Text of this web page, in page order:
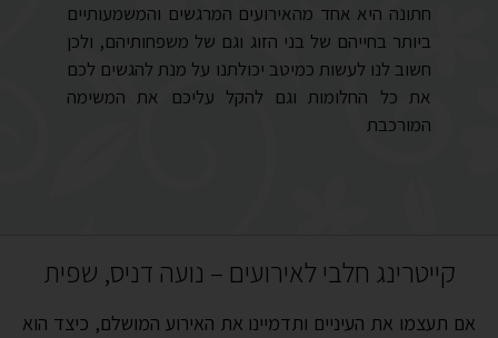
חתונה היא אחד מהאירועים המרגשים והמשמעותיים
ביותר בחייהם של בני הזוג וגם של משפחותיהם, ולכן
חשוב לנו לעשות כמיטב יכולתנו על מנת להגשים לכם
את כל החלומות וגם להקל עליכם את המשימה
המורכבת
קייטרינג חלבי לאירועים – נועה דניס, שפית
אם תעצמו את העיניים ותדמיינו את האירוע המושלם, כיצד הוא